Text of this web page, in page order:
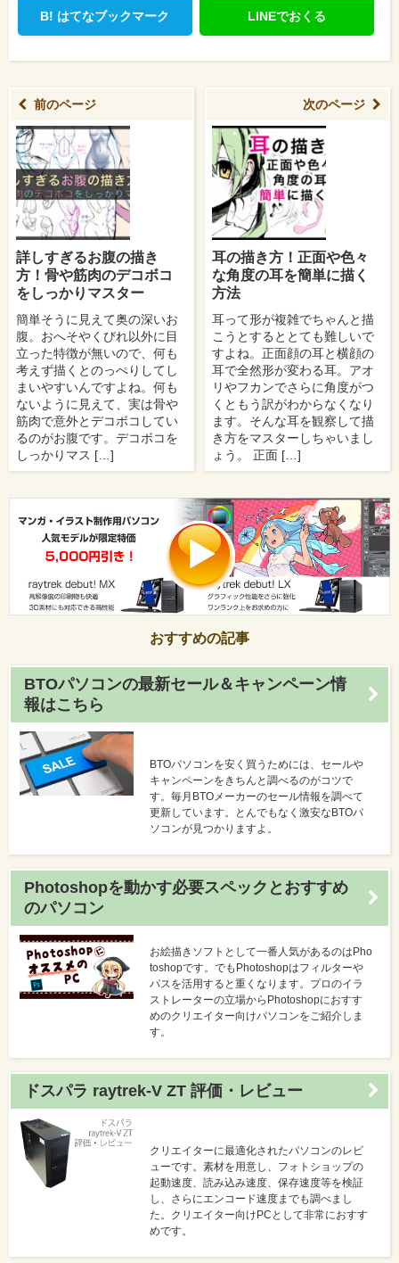
B! はてなブックマーク LINEでおくる
前のページ
詳しすぎるお腹の描き
方！骨や筋肉のデコボコ
をしっかりマスター
簡単そうに見えて奥の深いお
腹。おへそやくびれ以外に目
立った特徴が無いので、何も
考えず描くとのっぺりしてし
まいやすいんですよね。何も
ないように見えて、実は骨や
筋肉で意外とデコボコしてい
るのがお腹です。デコボコを
しっかりマス […]
次のページ
耳の描き方！正面や色々
な角度の耳を簡単に描く
方法
耳って形が複雑でちゃんと描
こうとするととても難しいで
すよね。正面顔の耳と横顔の
耳で全然形が変わる耳。アオ
リやフカンでさらに角度がつ
くともう訳がわからなくなり
ます。そんな耳を観察して描
き方をマスターしちゃいまし
ょう。 正面 […]
おすすめの記事
BTOパソコンの最新セール＆キャンペーン情
報はこちら
BTOパソコンを安く買うためには、セールや
キャンペーンをきちんと調べるのがコツで
す。毎月BTOメーカーのセール情報を調べて
更新しています。とんでもなく激安なBTOパ
ソコンが見つかりますよ。
Photoshopを動かす必要スペックとおすすめ
のパソコン
お絵描きソフトとして一番人気があるのはPho
toshopです。でもPhotoshopはフィルターや
パスを活用すると重くなります。プロのイラ
ストレーターの立場からPhotoshopにおすす
めのクリエイター向けパソコンをご紹介しま
す。
ドスパラ raytrek-V ZT 評価・レビュー
クリエイターに最適化されたパソコンのレビ
ューです。素材を用意し、フォトショップの
起動速度、読み込み速度、保存速度等を検証
し、さらにエンコード速度までも調べまし
た。クリエイター向けPCとして非常におすす
めです。